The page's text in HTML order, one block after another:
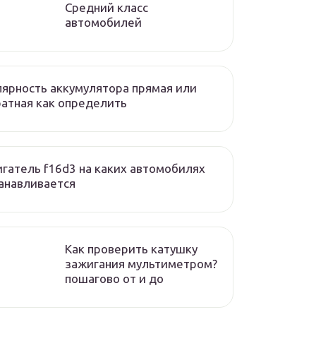
Средний класс
автомобилей
аккумулятора прямая или
как определить
f16d3 на каких автомобилях
Как проверить катушку
зажигания мультиметром?
пошагово от и до